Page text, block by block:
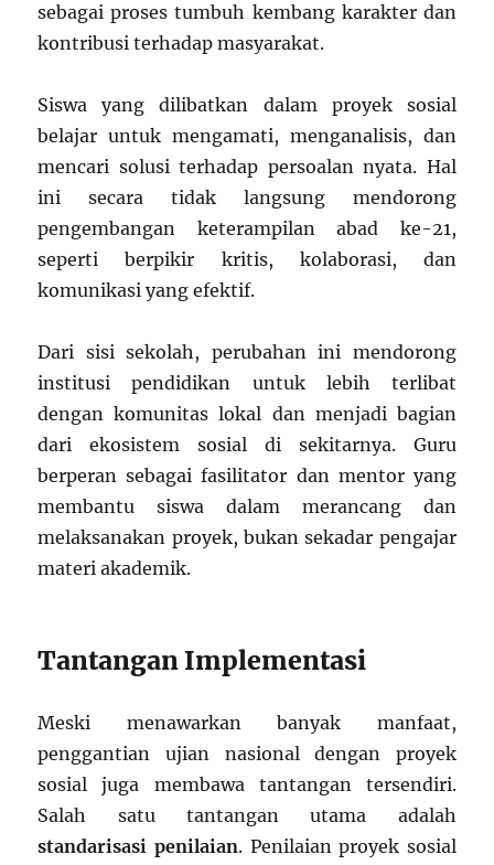
sebagai proses tumbuh kembang karakter dan
kontribusi terhadap masyarakat.
Siswa yang dilibatkan dalam proyek sosial
belajar untuk mengamati, menganalisis, dan
mencari solusi terhadap persoalan nyata. Hal
ini secara tidak langsung mendorong
pengembangan keterampilan abad ke-21,
seperti berpikir kritis, kolaborasi, dan
komunikasi yang efektif.
Dari sisi sekolah, perubahan ini mendorong
institusi pendidikan untuk lebih terlibat
dengan komunitas lokal dan menjadi bagian
dari ekosistem sosial di sekitarnya. Guru
berperan sebagai fasilitator dan mentor yang
membantu siswa dalam merancang dan
melaksanakan proyek, bukan sekadar pengajar
materi akademik.
Tantangan Implementasi
Meski menawarkan banyak manfaat,
penggantian ujian nasional dengan proyek
sosial juga membawa tantangan tersendiri.
Salah satu tantangan utama adalah
standarisasi penilaian. Penilaian proyek sosial